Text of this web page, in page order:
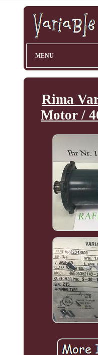
MENU
Rima
Motor /